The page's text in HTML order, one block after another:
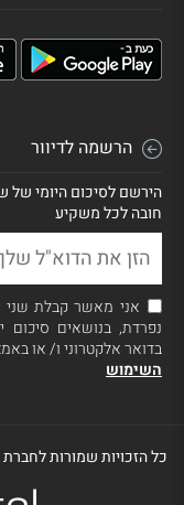
הרשמה לדיוור
הירשם לסיכום היומי של
חובה לכל משקיע
אני מאשר קבלת שני
נפרדת, בנושאים סיכום
בדואר אלקטרוני ו/ או
השימוש
כל הזכויות שמורות